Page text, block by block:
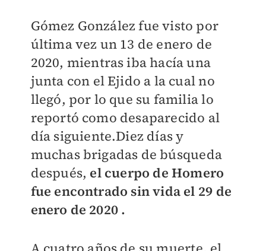
Gómez González fue visto por
última vez un 13 de enero de
2020, mientras iba hacía una
junta con el Ejido a la cual no
llegó, por lo que su familia lo
reportó como desaparecido al
día siguiente.Diez días y
muchas brigadas de búsqueda
después, el cuerpo de Homero
fue encontrado sin vida el 29 de
enero de 2020 .